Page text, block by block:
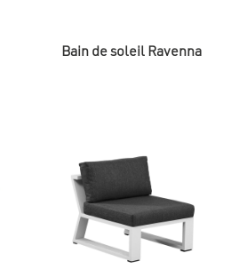
Bain de soleil Ravenna